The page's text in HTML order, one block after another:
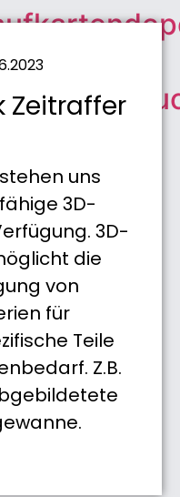
Zeitraffer
uns
3D-
3D-
die
von
für
Teile
Z.B.